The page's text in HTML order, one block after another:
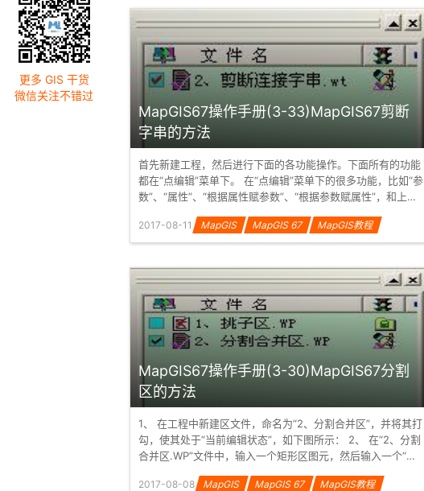
更多 GIS 干货
微信关注不错过
MapGIS67操作手册(3-33)MapGIS67剪断
字串的方法
首先新建工程，然后进行下面的各功能操作。下面所有的功能
都在“点编辑”菜单下。 在“点编辑”菜单下的很多功能，比如“参
数”、“属性”、“根据属性赋参数”、“根据参数赋属性”，和上面
2017-08-11 MapGIS MapGIS 67 MapGIS教程
MapGIS67操作手册(3-30)MapGIS67分割
区的方法
1、 在工程中新建区文件，命名为“2、分割合并区”，并将其打
勾，使其处于“当前编辑状态”，如下图所示： 2、 在“2、分割
合并区.WP”文件中，输入一个矩形区图元，然后输入一个“折
2017-08-08 MapGIS MapGIS 67 MapGIS教程